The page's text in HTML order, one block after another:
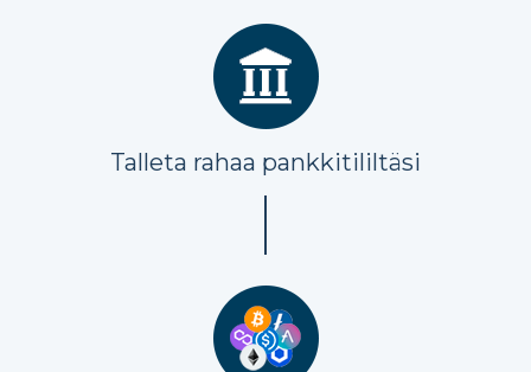
Talleta rahaa pankkitililtäsi